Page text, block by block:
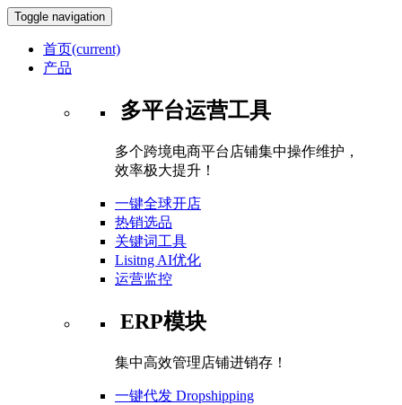
Toggle navigation
首页(current)
产品
多平台运营工具
多个跨境电商平台店铺集中操作维护，
效率极大提升！
一键全球开店
热销选品
关键词工具
Lisitng AI优化
运营监控
ERP模块
集中高效管理店铺进销存！
一键代发 Dropshipping